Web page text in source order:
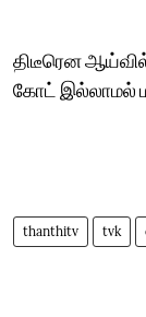
திடீரென
கோட் இல்லாமல்
thanthitv tvk